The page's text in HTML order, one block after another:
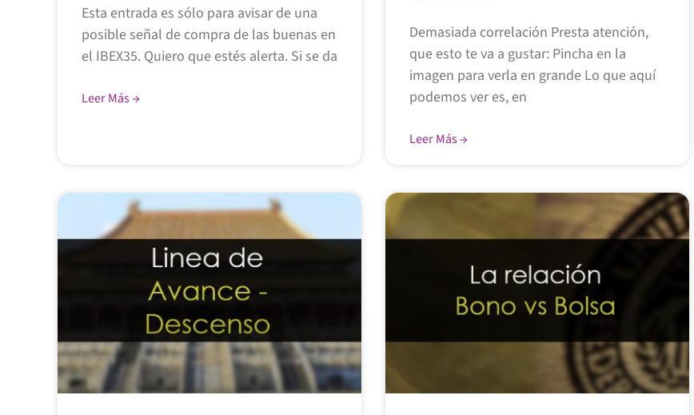
Esta entrada es sólo para avisar de una
posible señal de compra de las buenas en
el IBEX35. Quiero que estés alerta. Si se da
Leer Más →
Demasiada correlación Presta atención,
que esto te va a gustar: Pincha en la
imagen para verla en grande Lo que aquí
podemos ver es, en
Leer Más →